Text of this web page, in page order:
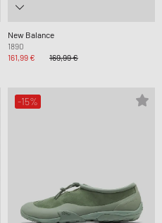
New Balance
1890
161,99 €
169,99 €
-15%